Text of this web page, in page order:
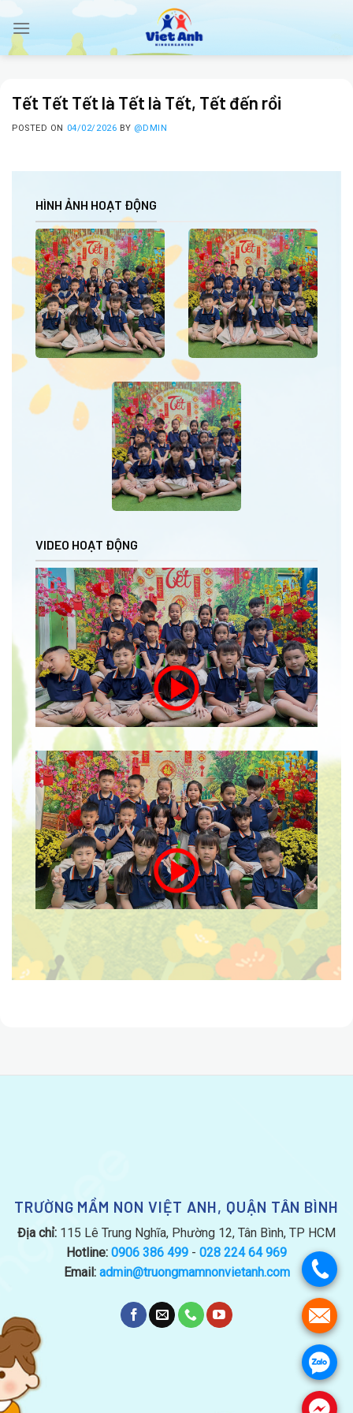
.
.
.
.
content
Tết Tết Tết là Tết là Tết, Tết đến rồi
POSTED ON 04/02/2026 BY @DMIN
HÌNH ẢNH HOẠT ĐỘNG
VIDEO HOẠT ĐỘNG
TRƯỜNG MẦM NON VIỆT ANH, QUẬN TÂN BÌNH
Địa chỉ: 115 Lê Trung Nghĩa, Phường 12, Tân Bình, TP HCM
Hotline: 0906 386 499 - 028 224 64 969
Email: admin@truongmamnonvietanh.com